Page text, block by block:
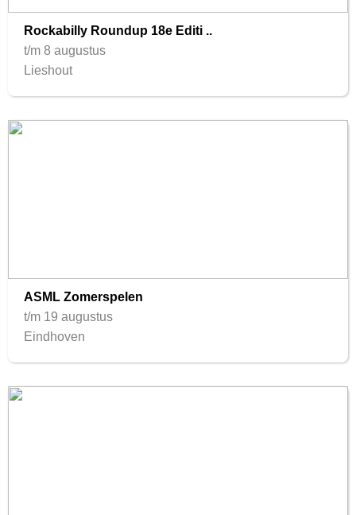
Rockabilly Roundup 18e Editi ..
t/m 8 augustus
Lieshout
ASML Zomerspelen
t/m 19 augustus
Eindhoven